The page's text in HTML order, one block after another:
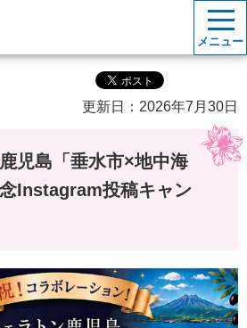
メニュー
更新日：2026年7月30日
児島「垂水市×地中海
Instagram投稿キャン